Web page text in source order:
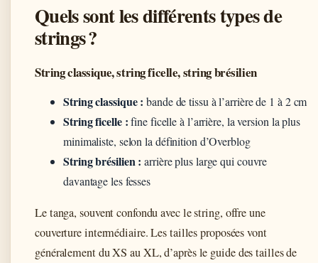
Quels sont les différents types de
strings ?
String classique, string ficelle, string brésilien
String classique : bande de tissu à l’arrière de 1 à 2 cm
String ficelle :fine ficelle à l’arrière, la version la plus
minimaliste, selon la définition d’Overblog
String brésilien : arrière plus large qui couvre
davantage les fesses
Le tanga, souvent confondu avec le string, offre une
couverture intermédiaire. Les tailles proposées vont
généralement du XS au XL, d’après le guide des tailles de